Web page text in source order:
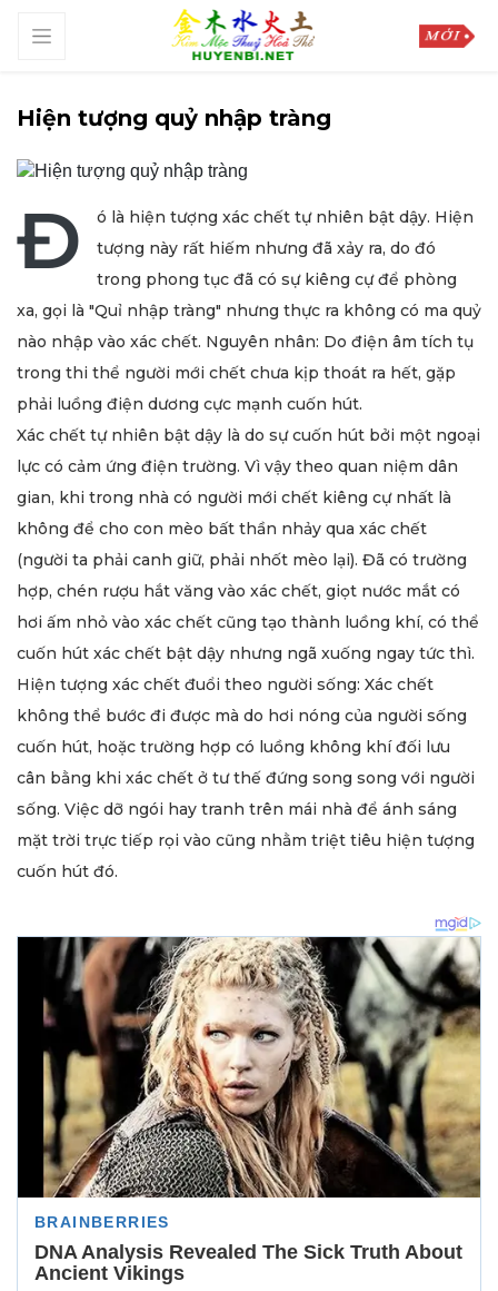
Hiện tượng quỷ nhập tràng
Đ
ó là hiện tượng xác chết tự nhiên bật dậy. Hiện
tượng này rất hiếm nhưng đã xảy ra, do đó
trong phong tục đã có sự kiêng cự để phòng
xa, gọi là "Quỉ nhập tràng" nhưng thực ra không có ma quỷ
nào nhập vào xác chết. Nguyên nhân: Do điện âm tích tụ
trong thi thể người mới chết chưa kịp thoát ra hết, gặp
phải luồng điện dương cực mạnh cuốn hút.
Xác chết tự nhiên bật dậy là do sự cuốn hút bởi một ngoại
lực có cảm ứng điện trường. Vì vậy theo quan niệm dân
gian, khi trong nhà có người mới chết kiêng cự nhất là
không để cho con mèo bất thần nhảy qua xác chết
(người ta phải canh giữ, phải nhốt mèo lại). Đã có trường
hợp, chén rượu hắt văng vào xác chết, giọt nước mắt có
hơi ấm nhỏ vào xác chết cũng tạo thành luồng khí, có thể
cuốn hút xác chết bật dậy nhưng ngã xuống ngay tức thì.
Hiện tượng xác chết đuổi theo người sống: Xác chết
không thể bước đi được mà do hơi nóng của người sống
cuốn hút, hoặc trường hợp có luồng không khí đối lưu
cân bằng khi xác chết ở tư thế đứng song song với người
sống. Việc dỡ ngói hay tranh trên mái nhà để ánh sáng
mặt trời trực tiếp rọi vào cũng nhằm triệt tiêu hiện tượng
cuốn hút đó.